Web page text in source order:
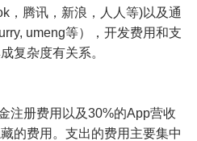
，腾讯，新浪，人人等)以及通
umeng等），开发费用和支
复杂度有关系。
册费用以及30%的App营收
的费用。支出的费用主要集中